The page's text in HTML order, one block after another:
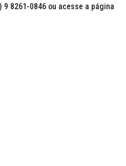
8261-0846 ou acesse a página